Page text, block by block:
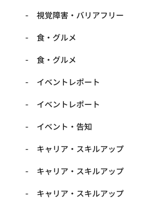
​視覚障害・バリアフリー
​食・グルメ
​食・グルメ
イベントレポート
イベントレポート
イベント・告知
キャリア・スキルアップ
キャリア・スキルアップ
キャリア・スキルアップ